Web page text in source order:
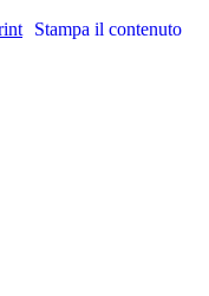
Stampa il contenuto